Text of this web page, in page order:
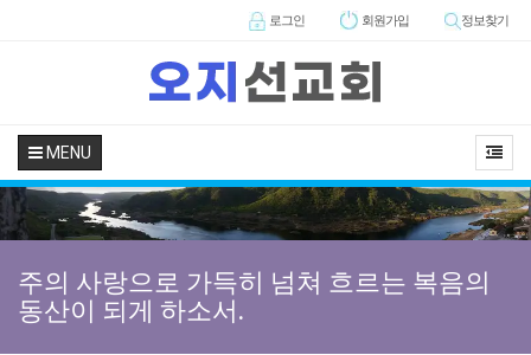
로그인 회원가입 정보찾기
MENU
주의 사랑으로 가득히 넘쳐 흐르는 복음의
동산이 되게 하소서.